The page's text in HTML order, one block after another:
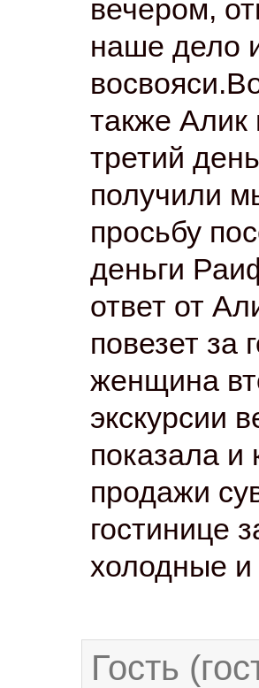
вечером,
наше дело
также Алик
третий
получили
просьбу
деньги
ответ от
повезет за
женщина
экскурсии
показала
продажи
гостинице
холодные и
Гость